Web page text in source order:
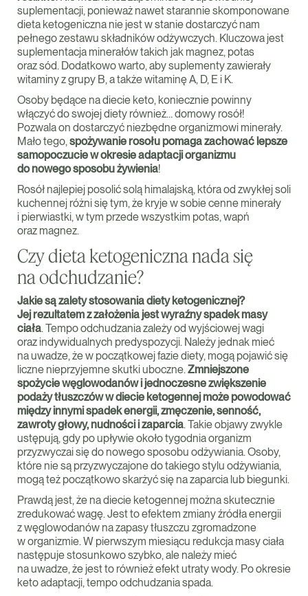
suplementacji, ponieważ nawet starannie skomponowane
dieta ketogeniczna nie jest w stanie dostarczyć nam
pełnego zestawu składników odżywczych. Kluczowa jest
suplementacja minerałów takich jak magnez, potas
oraz sód. Dodatkowo warto, aby suplementy zawierały
witaminy z grupy B, a także witaminę A, D, E i K.
Osoby będące na diecie keto, koniecznie powinny
włączyć do swojej diety również… domowy rosół!
Pozwala on dostarczyć niezbędne organizmowi minerały.
Mało tego,spożywanie rosołu pomaga zachować lepsze
samopoczucie w okresie adaptacji organizmu
do nowego sposobu żywienia!
Rosół najlepiej posolić solą himalajską, która od zwykłej soli
kuchennej różni się tym, że kryje w sobie cenne minerały
i pierwiastki, w tym przede wszystkim potas, wapń
oraz magnez.
Czy dieta ketogeniczna nada się
na odchudzanie?
Jakie są zalety stosowania diety ketogenicznej?
Jej rezultatem z założenia jest wyraźny spadek masy
ciała. Tempo odchudzania zależy od wyjściowej wagi
oraz indywidualnych predyspozycji. Należy jednak mieć
na uwadze, że w początkowej fazie diety, mogą pojawić się
liczne nieprzyjemne skutki uboczne.Zmniejszone
spożycie węglowodanów i jednoczesne zwiększenie
podaży tłuszczów w diecie ketogennej może powodować
między innymi spadek energii, zmęczenie, senność,
zawroty głowy, nudności i zaparcia. Takie objawy zwykle
ustępują, gdy po upływie około tygodnia organizm
przyzwyczai się do nowego sposobu odżywiania. Osoby,
które nie są przyzwyczajone do takiego stylu odżywiania,
mogą też początkowo skarżyć się na zaparcia lub biegunki.
Prawdą jest, że na diecie ketogennej można skutecznie
zredukować wagę. Jest to efektem zmiany źródła energii
z węglowodanów na zapasy tłuszczu zgromadzone
w organizmie. W pierwszym miesiącu redukcja masy ciała
następuje stosunkowo szybko, ale należy mieć
na uwadze, że jest to również efekt utraty wody. Po okresie
keto adaptacji, tempo odchudzania spada.